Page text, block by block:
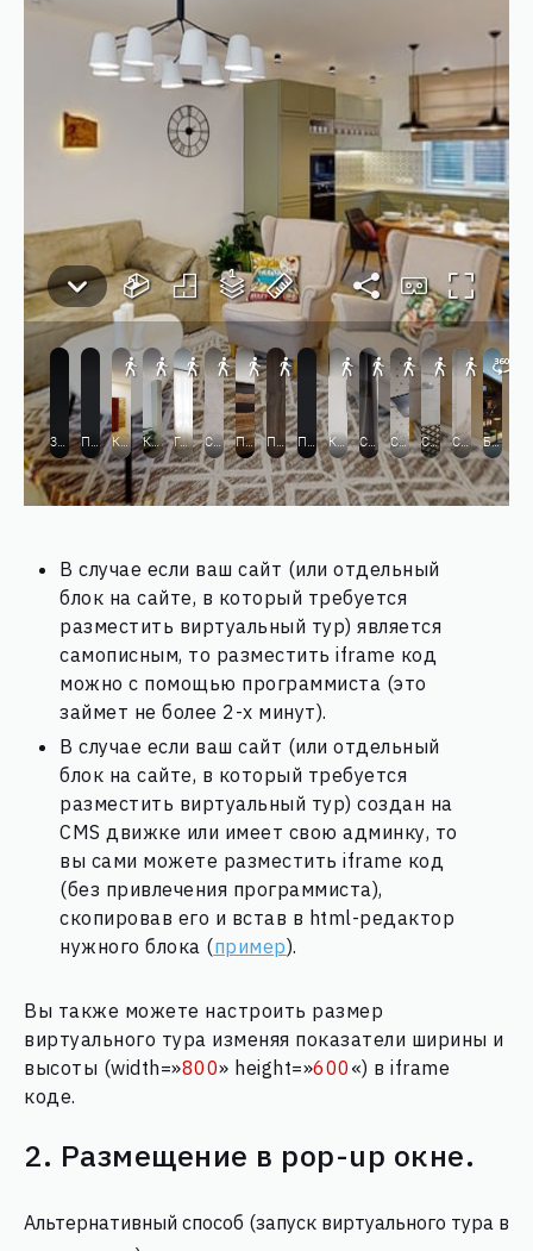
В случае если ваш сайт (или отдельный
блок на сайте, в который требуется
разместить виртуальный тур) является
самописным, то разместить iframe код
можно с помощью программиста (это
займет не более 2-х минут).
В случае если ваш сайт (или отдельный
блок на сайте, в который требуется
разместить виртуальный тур) создан на
CMS движке или имеет свою админку, то
вы сами можете разместить iframe код
(без привлечения программиста),
скопировав его и встав в html-редактор
нужного блока (пример).
Вы также можете настроить размер
виртуального тура изменяя показатели ширины и
высоты (width=»800» height=»600 «) в iframe
коде.
2. Размещение в pop-up окне.
Альтернативный способ (запуск виртуального тура в